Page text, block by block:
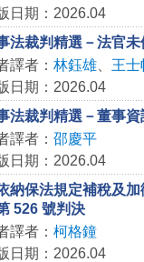
日期：2026.04
法裁判精選－法官未
譯者： 林鈺雄、 王士
日期：2026.04
法裁判精選－董事資
譯者： 邵慶平
日期：2026.04
納保法規定補稅及
526 號判決
譯者： 柯格鐘
日期：2026.04